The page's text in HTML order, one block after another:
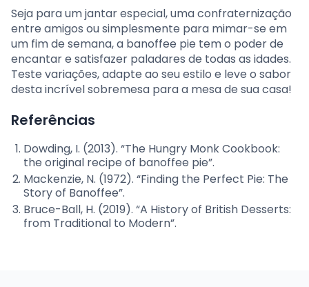
Seja para um jantar especial, uma confraternização
entre amigos ou simplesmente para mimar-se em
um fim de semana, a banoffee pie tem o poder de
encantar e satisfazer paladares de todas as idades.
Teste variações, adapte ao seu estilo e leve o sabor
desta incrível sobremesa para a mesa de sua casa!
Referências
Dowding, I. (2013). “The Hungry Monk Cookbook:
the original recipe of banoffee pie”.
Mackenzie, N. (1972). “Finding the Perfect Pie: The
Story of Banoffee”.
Bruce-Ball, H. (2019). “A History of British Desserts:
from Traditional to Modern”.